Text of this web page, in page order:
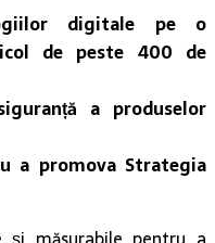
digitale pe o
de peste 400 de
a produselor
a promova Strategia